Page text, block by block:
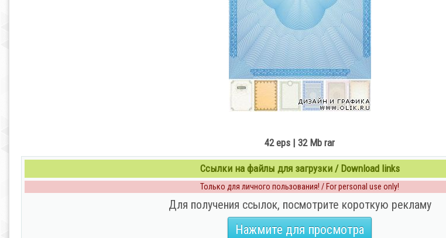
42 eps | 32 Mb rar
Ссылки на файлы для загрузки / Download links
Только для личного пользования! / For personal use only!
Для получения ссылок, посмотрите короткую рекламу
Нажмите для просмотра